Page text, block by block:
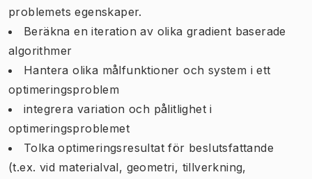
problemets egenskaper.
Beräkna en iteration av olika gradient baserade
algorithmer
Hantera olika målfunktioner och system i ett
optimeringsproblem
integrera variation och pålitlighet i
optimeringsproblemet
Tolka optimeringsresultat för beslutsfattande
(t.ex. vid materialval, geometri, tillverkning,